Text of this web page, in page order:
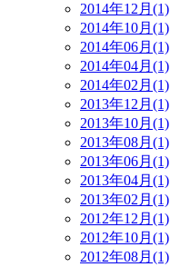
2014年12月(1)
2014年10月(1)
2014年06月(1)
2014年04月(1)
2014年02月(1)
2013年12月(1)
2013年10月(1)
2013年08月(1)
2013年06月(1)
2013年04月(1)
2013年02月(1)
2012年12月(1)
2012年10月(1)
2012年08月(1)